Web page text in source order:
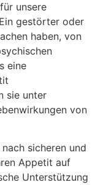
unsere
gestörter oder
haben, von
eine
sie unter
von
sicheren und
Appetit auf
Unterstützung